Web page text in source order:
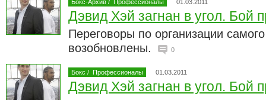
Бокс-Архив / Профессионалы 01.03.2011
Дэвид Хэй загнан в угол. Бой
Переговоры по организации
возобновлены.
0
Бокс / Профессионалы 01.03.2011
Дэвид Хэй загнан в угол. Бой